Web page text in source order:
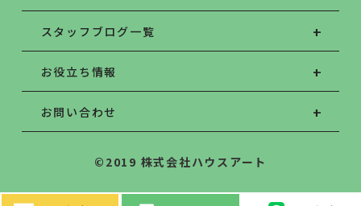
スタッフブログ一覧
お役立ち情報
お問い合わせ
©2019 株式会社ハウスアート